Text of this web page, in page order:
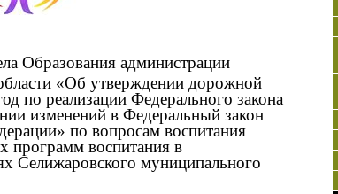
Образования администрации
«Об утверждении дорожной
по реализации Федерального закона
изменений в Федеральный закон
по вопросам воспитания
программ воспитания в
Селижаровского муниципального